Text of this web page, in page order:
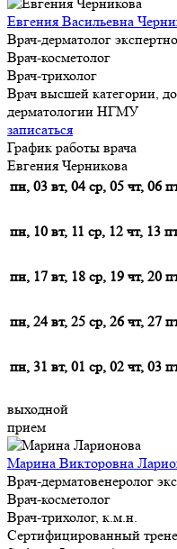
Евгения Васильевна
Врач-дерматолог
Врач-косметолог
Врач-трихолог
Врач высшей категории,
дерматологии НГМУ
записаться
График работы врача
Евгения Черникова
пн, 03 вт, 04 ср, 05 чт, 06
пн, 10 вт, 11 ср, 12 чт, 13
пн, 17 вт, 18 ср, 19 чт, 20
пн, 24 вт, 25 ср, 26 чт, 27
пн, 31 вт, 01 ср, 02 чт, 03
выходной
прием
Марина Викторовна
Врач-дерматовенеролог
Врач-косметолог
Врач-трихолог, к.м.н.
Сертифицированный